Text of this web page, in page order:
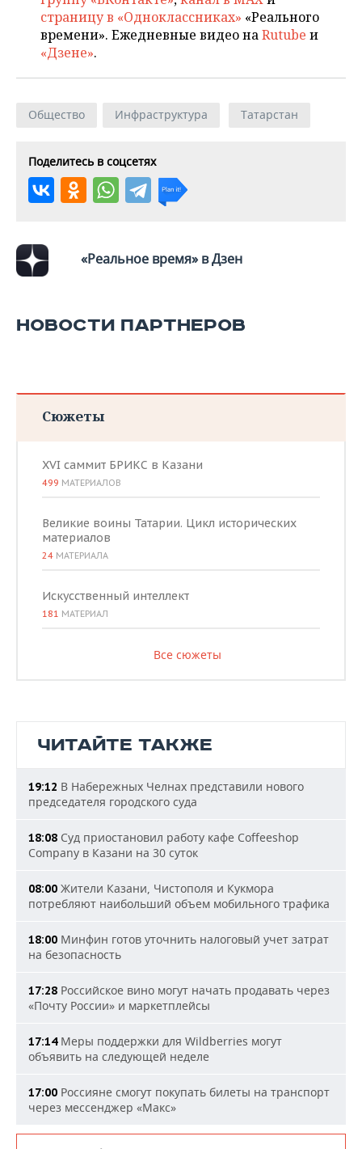
ВОЛЕЙБОЛ
КИБЕРСПОРТ
ХОККЕЙ С МЯЧОМ
ИСТОРИЯ
КУЛЬТУРА
ПРОИСШЕСТВИЯ
СПИСОК ПЕРСОН
СПИСОК КОМПАНИЙ
ПОЛНАЯ ВЕРСИЯ
страницу в «Одноклассниках» «Реального
времени». Ежедневные видео наRutube и
«Дзене».
Общество Инфраструктура Татарстан
Поделитесь в соцсетях
«Реальное время» в Дзен
НОВОСТИ ПАРТНЕРОВ
Сюжеты
XVI саммит БРИКС в Казани
499 МАТЕРИАЛОВ
Великие воины Татарии. Цикл исторических
материалов
24 МАТЕРИАЛА
Искусственный интеллект
181 МАТЕРИАЛ
Все сюжеты
ЧИТАЙТЕ ТАКЖЕ
19:12 В Набережных Челнах представили нового
председателя городского суда
18:08 Суд приостановил работу кафе Coffeeshop
Company в Казани на 30 суток
08:00 Жители Казани, Чистополя и Кукмора
потребляют наибольший объем мобильного трафика
18:00 Минфин готов уточнить налоговый учет затрат
на безопасность
17:28 Российское вино могут начать продавать через
«Почту России» и маркетплейсы
17:14Меры поддержки для Wildberries могут
объявить на следующей неделе
17:00 Россияне смогут покупать билеты на транспорт
через мессенджер «Макс»